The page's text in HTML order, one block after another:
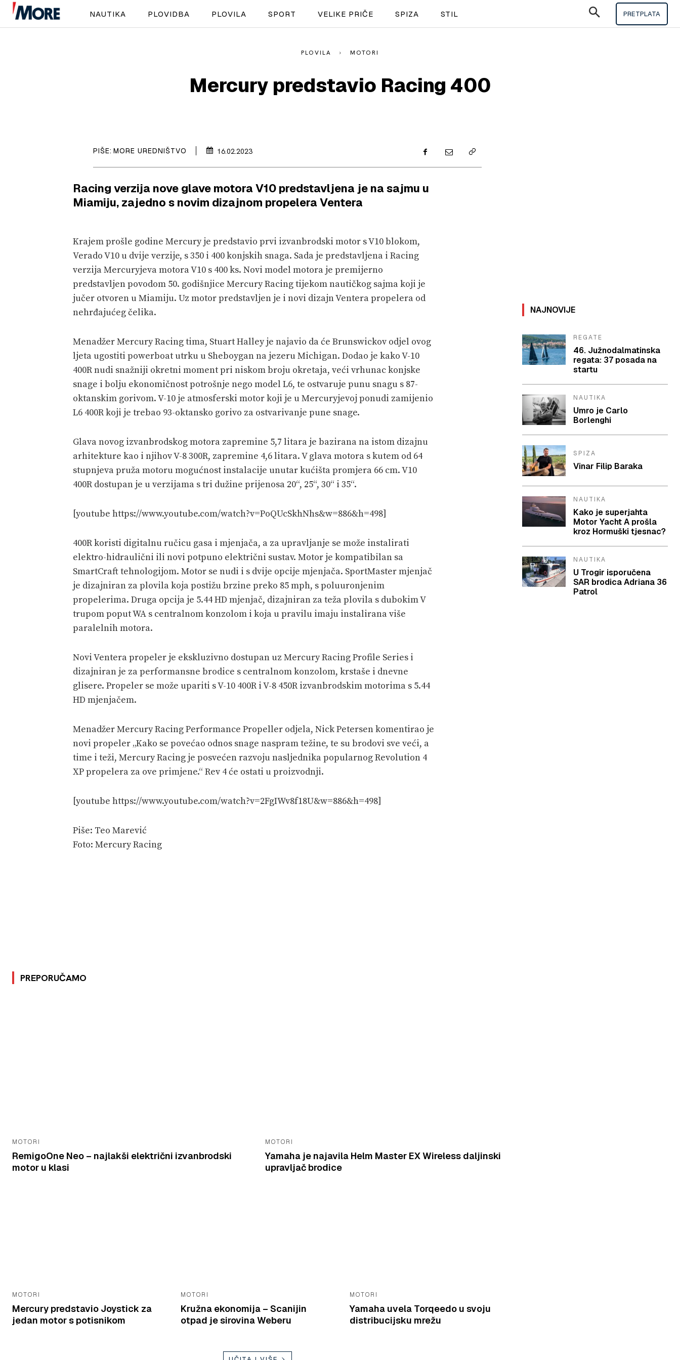
SPORT
NAUTIKA PLOVIDBA PLOVILA SPORT VELIKE PRIČE SPIZA STIL PRETPLATA
PLOVILA MOTORI
Mercury predstavio Racing 400
PIŠE: MORE UREDNIŠTVO 16.02.2023
Racing verzija nove glave motora V10 predstavljena je na sajmu u
Miamiju, zajedno s novim dizajnom propelera Ventera
Krajem prošle godine Mercury je predstavio prvi izvanbrodski motor s V10 blokom,
Verado V10 u dvije verzije, s 350 i 400 konjskih snaga. Sada je predstavljena i Racing
verzija Mercuryjeva motora V10 s 400 ks. Novi model motora je premijerno
predstavljen povodom 50. godišnjice Mercury Racing tijekom nautičkog sajma koji je
jučer otvoren u Miamiju. Uz motor predstavljen je i novi dizajn Ventera propelera od
nehrđajućeg čelika.
Menadžer Mercury Racing tima, Stuart Halley je najavio da će Brunswickov odjel ovog
ljeta ugostiti powerboat utrku u Sheboygan na jezeru Michigan. Dodao je kako V-10
400R nudi snažniji okretni moment pri niskom broju okretaja, veći vrhunac konjske
snage i bolju ekonomičnost potrošnje nego model L6, te ostvaruje punu snagu s 87-
oktanskim gorivom. V-10 je atmosferski motor koji je u Mercuryjevoj ponudi zamijenio
L6 400R koji je trebao 93-oktansko gorivo za ostvarivanje pune snage.
Glava novog izvanbrodskog motora zapremine 5,7 litara je bazirana na istom dizajnu
arhitekture kao i njihov V-8 300R, zapremine 4,6 litara. V glava motora s kutem od 64
stupnjeva pruža motoru mogućnost instalacije unutar kućišta promjera 66 cm. V10
400R dostupan je u verzijama s tri dužine prijenosa 20“, 25“, 30“ i 35“.
[youtube https://www.youtube.com/watch?v=PoQUcSkhNhs&w=886&h=498]
400R koristi digitalnu ručicu gasa i mjenjača, a za upravljanje se može instalirati
elektro-hidraulični ili novi potpuno električni sustav. Motor je kompatibilan sa
SmartCraft tehnologijom. Motor se nudi i s dvije opcije mjenjača. SportMaster mjenjač
je dizajniran za plovila koja postižu brzine preko 85 mph, s poluuronjenim
propelerima. Druga opcija je 5.44 HD mjenjač, dizajniran za teža plovila s dubokim V
trupom poput WA s centralnom konzolom i koja u pravilu imaju instalirana više
paralelnih motora.
Novi Ventera propeler je ekskluzivno dostupan uz Mercury Racing Profile Series i
dizajniran je za performansne brodice s centralnom konzolom, krstaše i dnevne
glisere. Propeler se može upariti s V-10 400R i V-8 450R izvanbrodskim motorima s 5.44
HD mjenjačem.
Menadžer Mercury Racing Performance Propeller odjela, Nick Petersen komentirao je
novi propeler „Kako se povećao odnos snage naspram težine, te su brodovi sve veći, a
time i teži, Mercury Racing je posvećen razvoju nasljednika popularnog Revolution 4
XP propelera za ove primjene.“ Rev 4 će ostati u proizvodnji.
[youtube https://www.youtube.com/watch?v=2FgIWv8f18U&w=886&h=498]
Piše: Teo Marević
Foto: Mercury Racing
PREPORUČAMO
MOTORI
RemigoOne Neo – najlakši električni izvanbrodski
motor u klasi
MOTORI
Yamaha je najavila Helm Master EX Wireless daljinski
upravljač brodice
MOTORI
Mercury predstavio Joystick za
jedan motor s potisnikom
MOTORI
Kružna ekonomija – Scanijin
otpad je sirovina Weberu
MOTORI
Yamaha uvela Torqeedo u svoju
distribucijsku mrežu
NAJNOVIJE
REGATE
46. Južnodalmatinska
regata: 37 posada na
startu
NAUTIKA
Umro je Carlo
Borlenghi
SPIZA
Vinar Filip Baraka
NAUTIKA
Kako je superjahta
Motor Yacht A prošla
kroz Hormuški tjesnac?
NAUTIKA
U Trogir isporučena
SAR brodica Adriana 36
Patrol